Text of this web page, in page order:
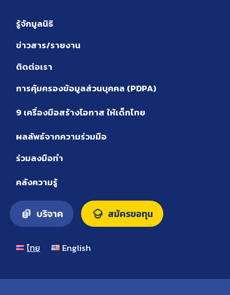
รู้จักมูลนิธิ
ข่าวสาร/รายงาน
ติดต่อเรา
การคุ้มครองข้อมูลส่วนบุคคล (PDPA)
9 เครื่องมือสร้างโอกาส ให้เด็กไทย
ผลลัพธ์จากความร่วมมือ
ร่วมลงมือทำ
คลังความรู้
บริจาค สมัครขอทุน
ไทย English